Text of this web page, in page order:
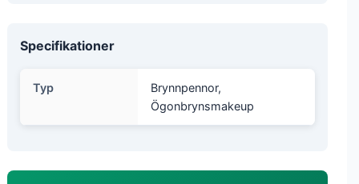
Specifikationer
Typ
Brynnpennor,
Ögonbrynsmakeup